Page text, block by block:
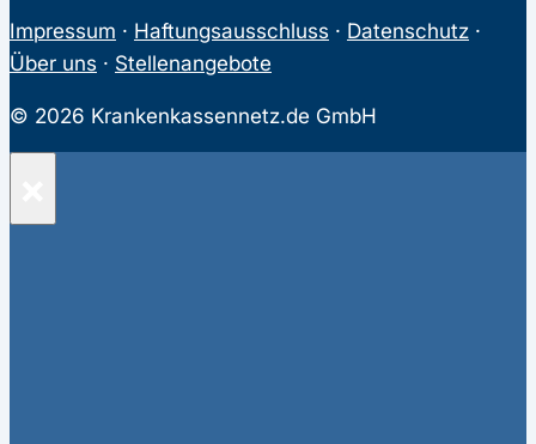
Impressum · Haftungsausschluss · Datenschutz ·
Über uns · Stellenangebote
© 2026 Krankenkassennetz.de GmbH